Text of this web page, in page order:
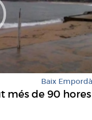
Baix Empordà
més de 90 hores